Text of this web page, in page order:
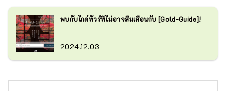
พบกับไกด์ทัวร์ที่ไม่อาจลืมเลือนกับ [Gold-Guide]!
2024.12.03